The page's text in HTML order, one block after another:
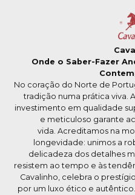
Onde o Saber-Fazer
No coração do Norte de
tradição numa prática viva.
investimento em qualidade
e meticuloso garante
vida. Acreditamos na
longevidade: unimos a
delicadeza dos detalhes
resistem ao tempo e às
Cavalinho, celebra o
por um luxo ético e